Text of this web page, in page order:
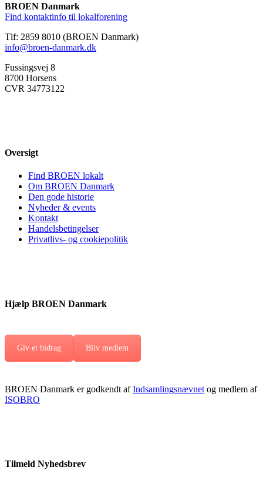
BROEN Danmark
Find kontaktinfo til lokalforening
Tlf: 2859 8010 (BROEN Danmark)
info@broen-danmark.dk
Fussingsvej 8
8700 Horsens
CVR 34773122
Oversigt
Find BROEN lokalt
Om BROEN Danmark
Den gode historie
Nyheder & events
Kontakt
Handelsbetingelser
Privatlivs- og cookiepolitik
Hjælp BROEN Danmark
Giv et bidrag Bliv medlem
BROEN Danmark er godkendt afIndsamlingsnævnet og medlem af
ISOBRO
Tilmeld Nyhedsbrev